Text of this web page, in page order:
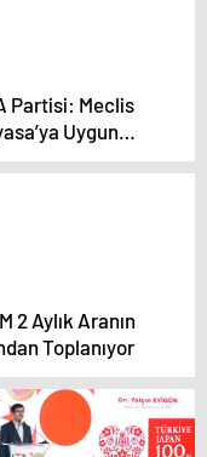
Partisi: Meclis
Uygun
2 Aylık Aranın
Toplanıyor